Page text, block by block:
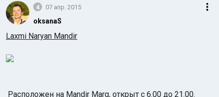
4 07 апр. 2015
oksanaS
Laxmi Naryan Mandir
Расположен на Mandir Marg, открыт с 6.00 до 21.00.